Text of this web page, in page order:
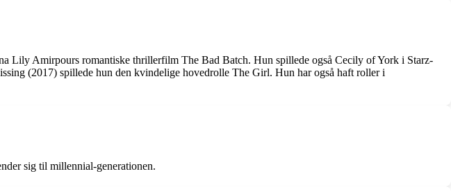
Lily Amirpours romantiske thrillerfilm The Bad Batch. Hun spillede også Cecily of York i Starz-
(2017) spillede hun den kvindelige hovedrolle The Girl. Hun har også haft roller i
sig til millennial-generationen.